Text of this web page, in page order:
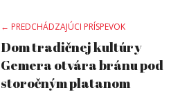
Post
navigation
← PREDCHÁDZAJÚCI PRÍSPEVOK
Dom tradičnej kultúry
Gemera otvára bránu pod
storočným platanom